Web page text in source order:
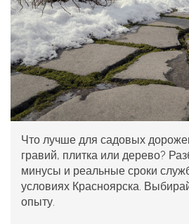
Что лучше для садовых
гравий, плитка или дерево?
минусы и реальные сроки
условиях Красноярска.
опыту.